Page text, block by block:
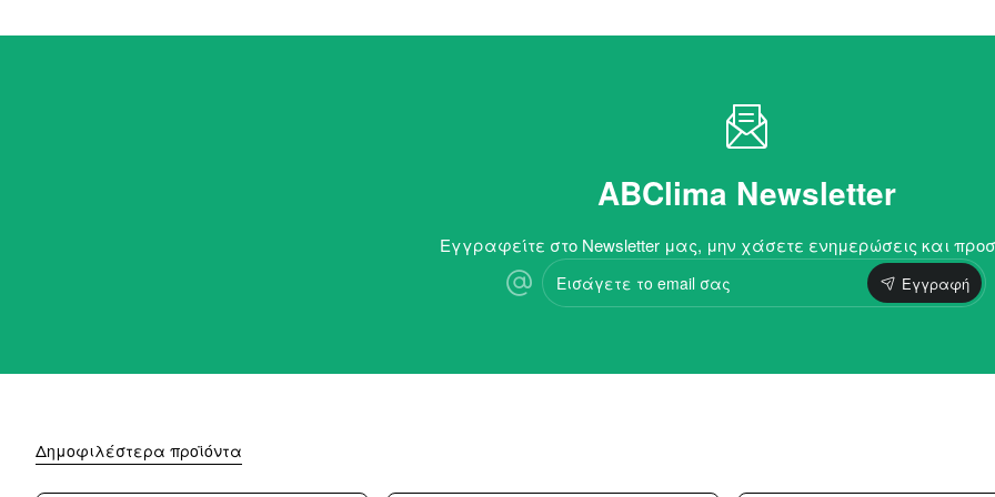
ABClima Newsletter
Εγγραφείτε στο Newsletter μας, μην χάσετε ενημερώσεις και
Εισάγετε
το
email
Εγγραφή
Δημοφιλέστερα προϊόντα